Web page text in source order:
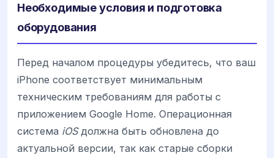
Необходимые условия и подготовка
оборудования
Перед началом процедуры убедитесь, что ваш
iPhone соответствует минимальным
техническим требованиям для работы с
приложением Google Home. Операционная
система iOSдолжна быть обновлена до
актуальной версии, так как старые сборки